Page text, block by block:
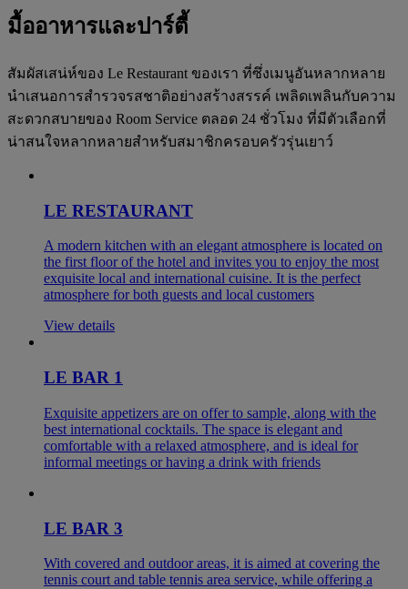
มื้ออาหารและปาร์ตี้
สัมผัสเสน่ห์ของ Le Restaurant ของเรา ที่ซึ่งเมนูอันหลากหลาย
นำเสนอการสำรวจรสชาติอย่างสร้างสรรค์ เพลิดเพลินกับความ
สะดวกสบายของ Room Service ตลอด 24 ชั่วโมง ที่มีตัวเลือกที่
น่าสนใจหลากหลายสำหรับสมาชิกครอบครัวรุ่นเยาว์
LE RESTAURANT
A modern kitchen with an elegant atmosphere is located on
the first floor of the hotel and invites you to enjoy the most
exquisite local and international cuisine. It is the perfect
atmosphere for both guests and local customers
View details
LE BAR 1
Exquisite appetizers are on offer to sample, along with the
best international cocktails. The space is elegant and
comfortable with a relaxed atmosphere, and is ideal for
informal meetings or having a drink with friends
LE BAR 3
With covered and outdoor areas, it is aimed at covering the
tennis court and table tennis area service, while offering a